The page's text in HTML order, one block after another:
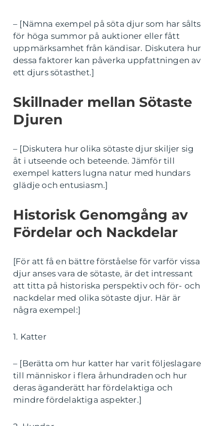
– [Nämna exempel på söta djur som har sålts
för höga summor på auktioner eller fått
uppmärksamhet från kändisar. Diskutera hur
dessa faktorer kan påverka uppfattningen av
ett djurs sötasthet.]
Skillnader mellan Sötaste
Djuren
– [Diskutera hur olika sötaste djur skiljer sig
åt i utseende och beteende. Jämför till
exempel katters lugna natur med hundars
glädje och entusiasm.]
Historisk Genomgång av
Fördelar och Nackdelar
[För att få en bättre förståelse för varför vissa
djur anses vara de sötaste, är det intressant
att titta på historiska perspektiv och för- och
nackdelar med olika sötaste djur. Här är
några exempel:]
1. Katter
– [Berätta om hur katter har varit följeslagare
till människor i flera århundraden och hur
deras äganderätt har fördelaktiga och
mindre fördelaktiga aspekter.]